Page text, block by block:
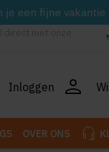
je een fijne vakantie
Inloggen person
OVER ONS headset_mic